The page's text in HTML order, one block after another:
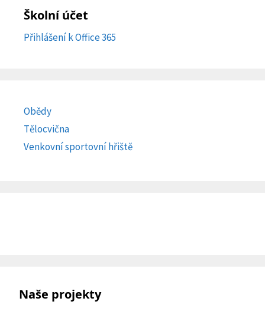
Školní účet
Přihlášení k Office 365
Obědy
Tělocvična
Venkovní sportovní hřiště
Naše projekty